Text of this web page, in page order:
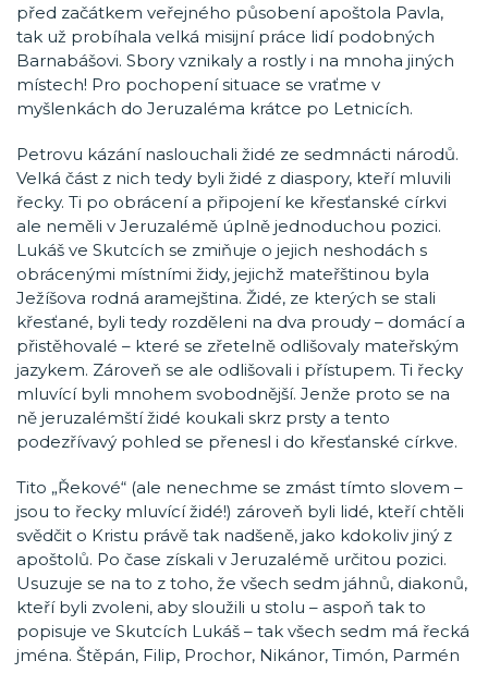
před začátkem veřejného působení apoštola Pavla,
tak už probíhala velká misijní práce lidí podobných
Barnabášovi. Sbory vznikaly a rostly i na mnoha jiných
místech! Pro pochopení situace se vraťme v
myšlenkách do Jeruzaléma krátce po Letnicích.
Petrovu kázání naslouchali židé ze sedmnácti národů.
Velká část z nich tedy byli židé z diaspory, kteří mluvili
řecky. Ti po obrácení a připojení ke křesťanské církvi
ale neměli v Jeruzalémě úplně jednoduchou pozici.
Lukáš ve Skutcích se zmiňuje o jejich neshodách s
obrácenými místními židy, jejichž mateřštinou byla
Ježíšova rodná aramejština. Židé, ze kterých se stali
křesťané, byli tedy rozděleni na dva proudy – domácí a
přistěhovalé – které se zřetelně odlišovaly mateřským
jazykem. Zároveň se ale odlišovali i přístupem. Ti řecky
mluvící byli mnohem svobodnější. Jenže proto se na
ně jeruzalémští židé koukali skrz prsty a tento
podezřívavý pohled se přenesl i do křesťanské církve.
Tito „Řekové“ (ale nenechme se zmást tímto slovem –
jsou to řecky mluvící židé!) zároveň byli lidé, kteří chtěli
svědčit o Kristu právě tak nadšeně, jako kdokoliv jiný z
apoštolů. Po čase získali v Jeruzalémě určitou pozici.
Usuzuje se na to z toho, že všech sedm jáhnů, diakonů,
kteří byli zvoleni, aby sloužili u stolu – aspoň tak to
popisuje ve Skutcích Lukáš – tak všech sedm má řecká
jména. Štěpán, Filip, Prochor, Nikánor, Timón, Parmén